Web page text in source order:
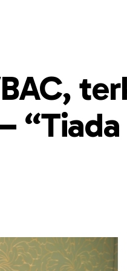
“Tiada